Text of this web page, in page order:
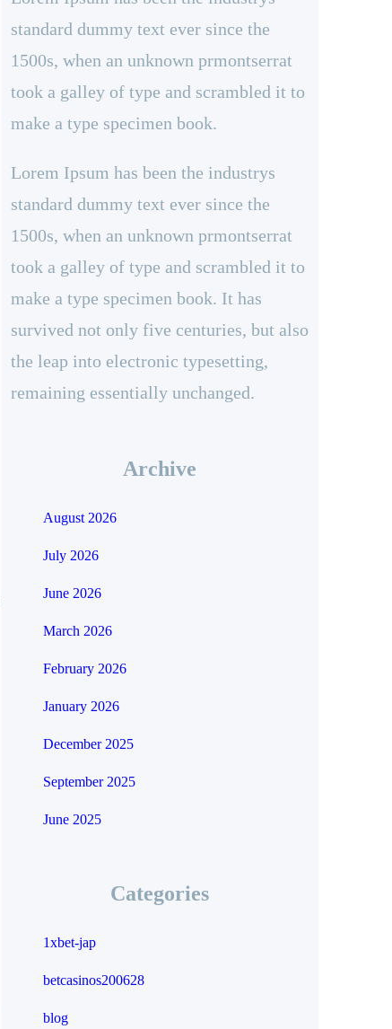
standard dummy text ever since the
1500s, when an unknown prmontserrat
took a galley of type and scrambled it to
make a type specimen book.
Lorem Ipsum has been the industrys
standard dummy text ever since the
1500s, when an unknown prmontserrat
took a galley of type and scrambled it to
make a type specimen book. It has
survived not only five centuries, but also
the leap into electronic typesetting,
remaining essentially unchanged.
Archive
August 2026
July 2026
June 2026
March 2026
February 2026
January 2026
December 2025
September 2025
June 2025
Categories
1xbet-jap
betcasinos200628
blog